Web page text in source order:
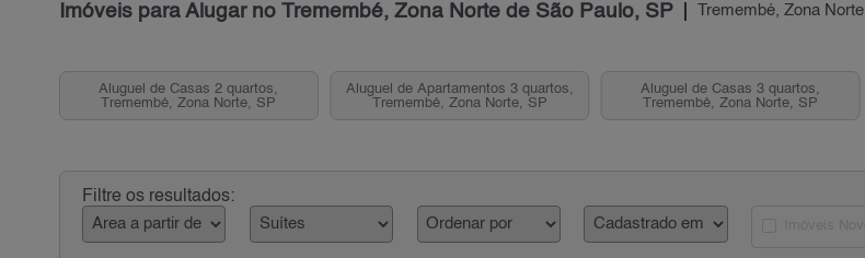
Imóveis para Alugar no Tremembé, Zona Norte de São Paulo, SP Tremembé, Zona Norte
Aluguel de Casas 2 quartos,
Tremembé, Zona Norte, SP
Aluguel de Apartamentos 3 quartos,
Tremembé, Zona Norte, SP
Aluguel de Casas 3 quartos,
Tremembé, Zona Norte, SP
Filtre os resultados: